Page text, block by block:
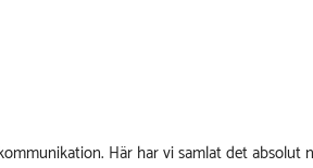
Här har vi samlat det